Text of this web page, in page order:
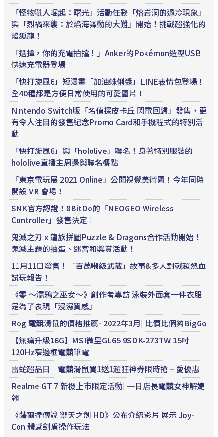
「怪物獵人崛起：曙光」活動任務「熔岩洞的過冷現象」
與「烈禍來襲：於焰海舞動的大難」開始！挑戰超強化的
焰狐龍！
「選擇，你的充電拍擋！」Anker的Pokémon造型USB
快速充電器登場
「快打旋風6」短漫畫「加油蛛俐醬」LINE表情包登場！
全40種都是方便日常使用的可愛圖片！
Nintendo Switch版「名偵探皮卡丘 閃電回歸」發售，更
有令人注目的發售紀念Promo Card和手機程式的特別活
動
「快打旋風6」與「hololive」聯名！身著特別服裝的
hololive直播主周邊與聯名餐點
「東京電玩展 2021 Online」公開視覺美術圖！今年同時
開設 VR 會場！
SNK官方認證！8BitDo的「NEOGEO Wireless
Controller」發售決定！
鬼滅之刃 x 龍族拼圖Puzzle & Dragons合作活動開始！
鬼滅主題的抽蛋、迷宮和獎賞活動！
11月11日發售！「百萬噸級武藏」故事&多人對戰超熱血
試玩報告！
《零 ～濡鴉之巫女～》創作者專訪 泳裝外面套一件衣服
是為了表現「浸濕質感」
Rog 電競滑鼠的價格推薦- 2022年3月| 比價比個夠BigGo
【無痛升級16G】MSI微星GL65 9SDK-273TW 15吋
120Hz窄邊框電競筆電
雷蛇超品日｜ 電競滑鼠買1送1超狂神券限時搶 – 愛優惠
Realme GT 7 新機上市限定活動| 一日店長電競女神解婕
翎
《薩爾達傳說 禦天之劍 HD》公布介紹影片 展示 Joy-
Con 體感劍盾操作玩法